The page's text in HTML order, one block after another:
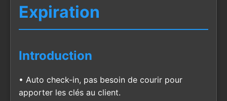
Expiration
Introduction
• Auto check-in, pas besoin de courir pour
apporter les clés au client.